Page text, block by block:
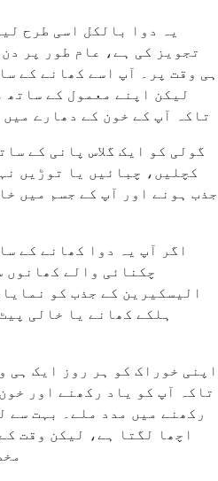
یہ دوا بالکل اسی طرح
تجویز کی ہے، عام طور پر
ہی وقت پر۔ آپ اسے کھانے کے
لیکن اپنے معمول کے ساتھ
تاکہ آپ کے خون کے دھارے
گولی کو ایک گلاس پانی کے
کچلیں، چبائیں یا توڑیں
جذب ہونے اور آپ کے جسم میں
اگر آپ یہ دوا کھانے کے
چکنائی والے کھانوں
الیسکیرین کے جذب کو
ہلکے کھانے یا خالی
اپنی خوراک کو ہر روز ایک ہی
تاکہ آپ کو یاد رکھنے اور
رکھنے میں مدد ملے۔ بہت سے
اچھا لگتا ہے، لیکن وقت